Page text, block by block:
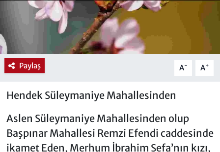
Paylaş A- A+
Hendek Süleymaniye Mahallesinden
Aslen Süleymaniye Mahallesinden olup
Başpınar Mahallesi Remzi Efendi caddesinde
ikamet Eden, Merhum İbrahim Sefa’nın kızı,